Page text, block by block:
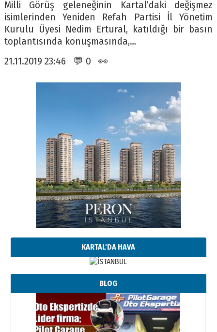
Milli Görüş geleneğinin Kartal’daki değişmez
isimlerinden Yeniden Refah Partisi İl Yönetim
Kurulu Üyesi Nedim Ertural, katıldığı bir basın
toplantısında konuşmasında,…
21.11.2019 23:46 💬 0 👀
KARTAL'DA HAVA
BLOG